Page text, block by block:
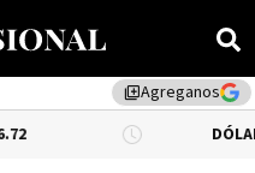
library_addAgreganos
DÓLAR BNA